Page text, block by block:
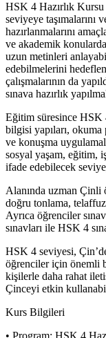
HSK 4 Hazırlık
seviyeye taşımalarını
hazırlanmalarını
ve akademik
uzun metinleri
edebilmelerini
çalışmalarının da
sınava hazırlık
Eğitim süresince HSK
bilgisi yapıları, okuma
ve konuşma
sosyal yaşam, eğitim,
ifade edebilecek
Alanında uzman Çinli
doğru tonlama,
Ayrıca öğrenciler
sınavları ile HSK 4
HSK 4 seviyesi,
öğrenciler için önemli
kişilerle daha rahat
Çinceyi etkin
Kurs Bilgileri